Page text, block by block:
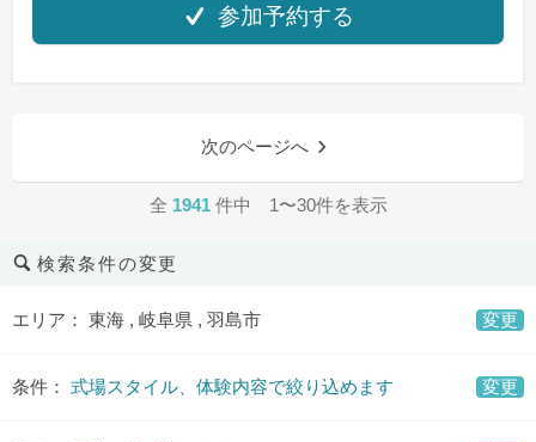
参加予約する
次のページへ
全 1941 件中 1〜30件を表示
検索条件の変更
エリア： 東海 , 岐阜県 , 羽島市 変更
条件： 式場スタイル、体験内容で絞り込めます 変更